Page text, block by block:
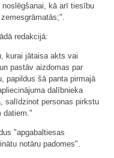
kā arī tiesību
redakcijā:
kurai jātaisa akts vai
pastāv aizdomas par
papildus šā panta pirmajā
dalībnieka
salīdzinot personas pirkstu
datiem."
"apgabaltiesas
notāru padomes".